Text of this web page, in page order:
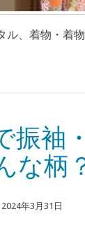
ル、着物・着
振袖
な柄
2024年3月31日